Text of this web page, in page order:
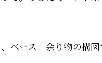
ベース＝余り物の構